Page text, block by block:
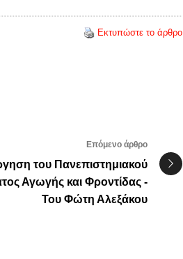
Εκτυπώστε το άρθρο
Επόμενο άρθρο
του Πανεπιστημιακού
Αγωγής και Φροντίδας -
Του Φώτη Αλεξάκου